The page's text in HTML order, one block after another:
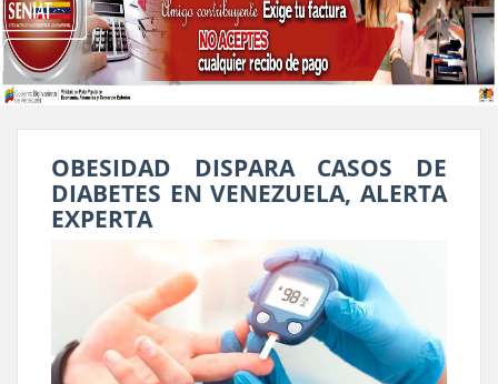
OBESIDAD DISPARA CASOS DE
DIABETES EN VENEZUELA, ALERTA
EXPERTA